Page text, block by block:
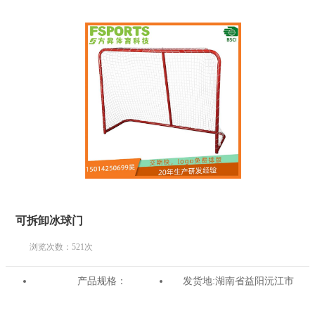
可拆卸冰球门
浏览次数：521次
产品规格： 发货地:湖南省益阳沅江市